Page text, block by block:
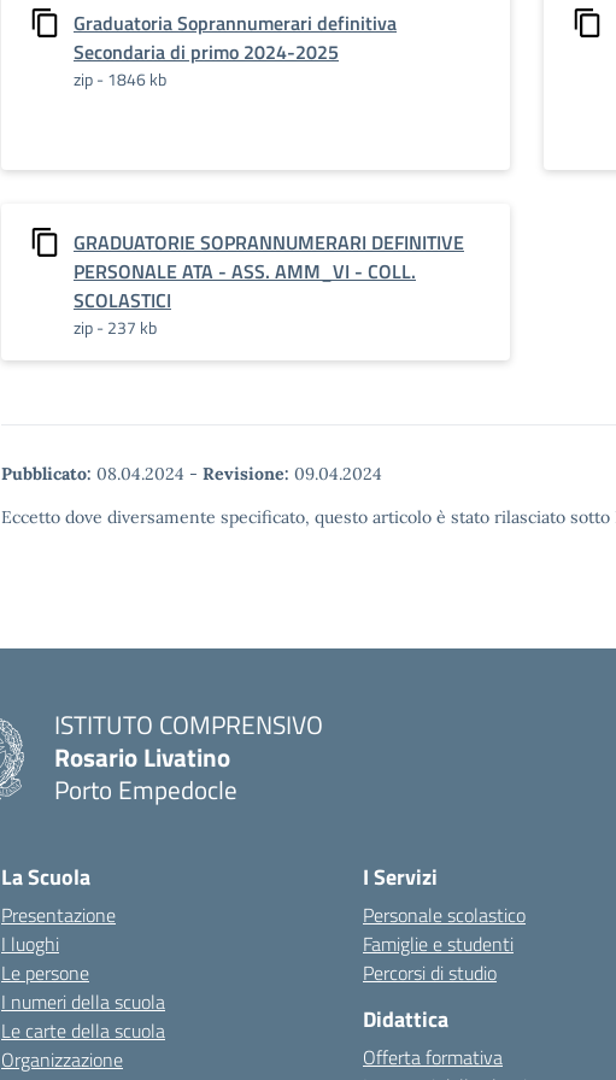
Graduatoria Soprannumerari definitiva
Secondaria di primo 2024-2025
zip - 1846 kb
GRADUATORIE SOPRANNUMERARI DEFINITIVE
PERSONALE ATA - ASS. AMM_VI - COLL.
SCOLASTICI
zip - 237 kb
Pubblicato: 08.04.2024 - Revisione: 09.04.2024
Eccetto dove diversamente specificato, questo articolo è stato rilasciato
ISTITUTO COMPRENSIVO
Rosario Livatino
Porto Empedocle
La Scuola
Presentazione
I luoghi
Le persone
I numeri della scuola
Le carte della scuola
Organizzazione
I Servizi
Personale scolastico
Famiglie e studenti
Percorsi di studio
Didattica
Offerta formativa